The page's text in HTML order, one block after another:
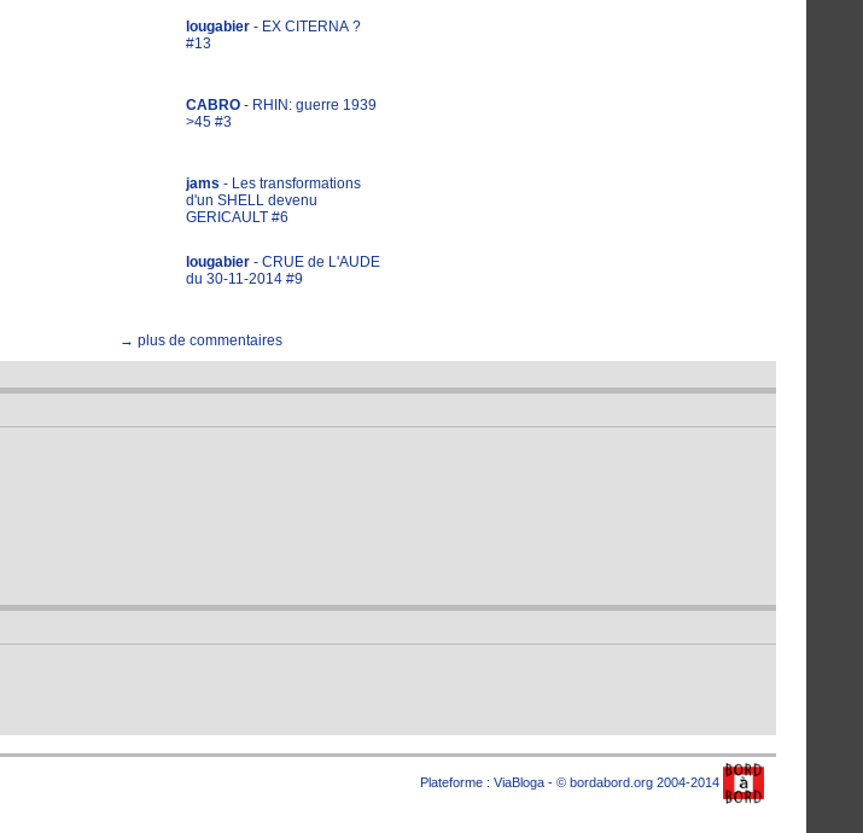
lougabier - EX CITERNA ?
#13
CABRO - RHIN: guerre 1939
>45 #3
jams - Les transformations
d'un SHELL devenu
GERICAULT #6
lougabier - CRUE de L'AUDE
du 30-11-2014 #9
→ plus de commentaires
Plateforme : ViaBloga - © bordabord.org 2004-2014